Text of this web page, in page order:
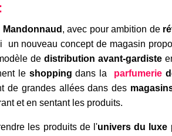
:
Mandonnaud , avec pour ambition de
nouveau concept de magasin
de distribution avant-gardiste
leshopping dans la parfumerie
de grandes allées dans des
et en sentant les produits.
les produits de l'univers du luxe